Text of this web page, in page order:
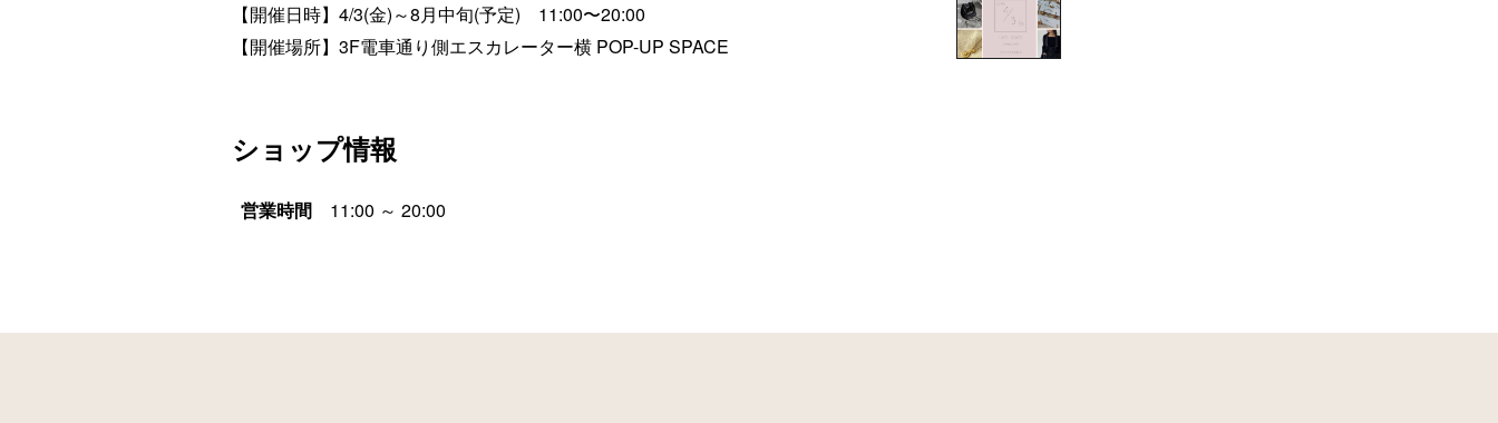
【開催日時】4/3(金)～8月中旬(予定) 11:00〜20:00
【開催場所】3F電車通り側エスカレーター横 POP-UP SPACE
ショップ情報
営業時間 11:00 ～ 20:00